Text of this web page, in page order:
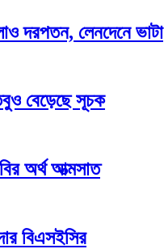
দরপতন, লেনদেনে ভাটা
বেড়েছে সূচক
অর্থ আত্মসাত
বিএসইসির